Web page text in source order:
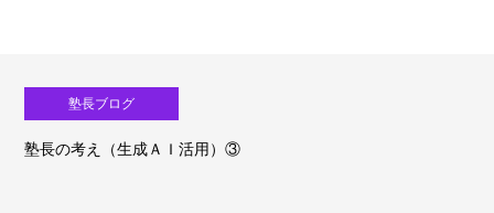
塾長ブログ
塾長の考え（生成ＡＩ活用）③